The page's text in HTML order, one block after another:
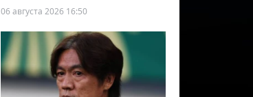
06 августа 2026 16:50